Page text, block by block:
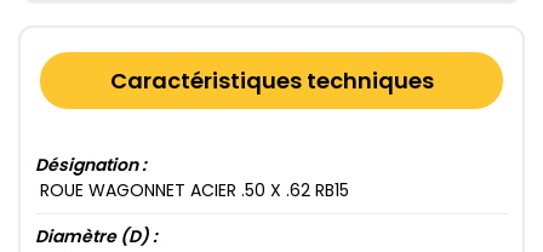
Caractéristiques techniques
Désignation :
ROUE WAGONNET ACIER .50​ X .62​ RB15​
Diamètre (D) :